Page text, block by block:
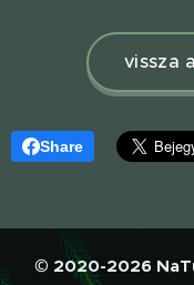
vissza
Share
© 2020-2026